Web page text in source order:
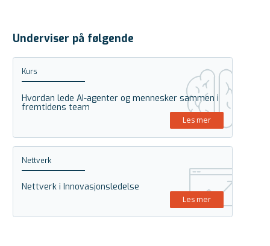
Underviser på følgende
Kurs
Hvordan lede AI-agenter og mennesker sammen i
fremtidens team
Les mer
Nettverk
Nettverk i Innovasjonsledelse
Les mer